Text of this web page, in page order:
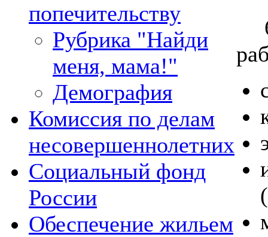
попечительству
Рубрика "Найди
меня, мама!"
Демография
Комиссия по делам
несовершеннолетних
Социальный фонд
России
Обеспечение жильем